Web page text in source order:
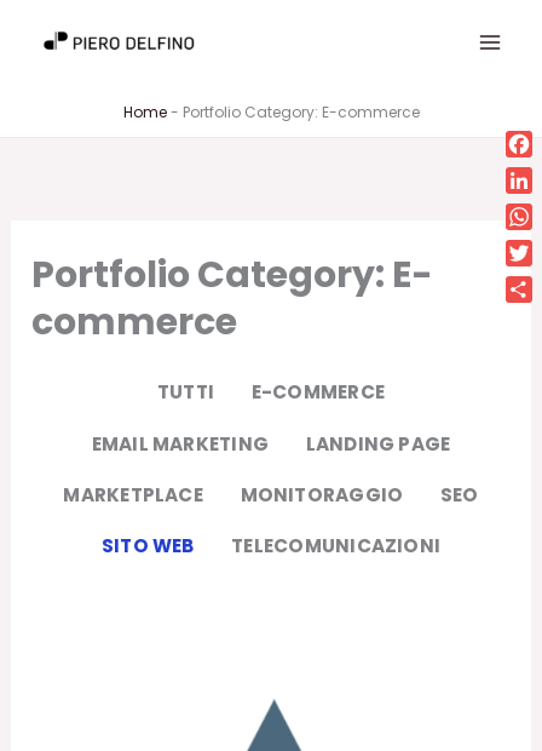
Home- Portfolio Category: E-commerce
Portfolio Category: E-
commerce
TUTTI E-COMMERCE
EMAIL MARKETING LANDING PAGE
MARKETPLACE MONITORAGGIO SEO
SITO WEB TELECOMUNICAZIONI